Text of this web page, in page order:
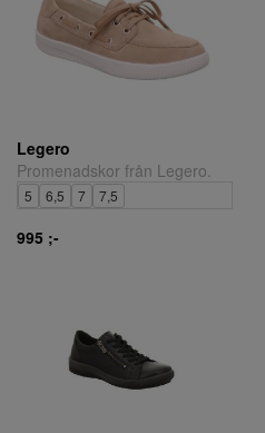
Legero
Promenadskor från Legero.
5 6,5 7 7,5
995 ;-